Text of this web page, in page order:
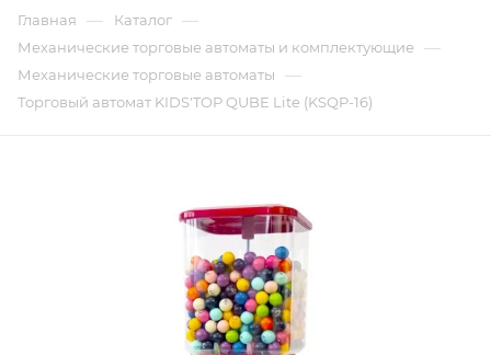
Главная — Каталог —
Механические торговые автоматы и комплектующие —
Механические торговые автоматы —
Торговый автомат KIDS'TOP QUBE Lite (KSQP-16)